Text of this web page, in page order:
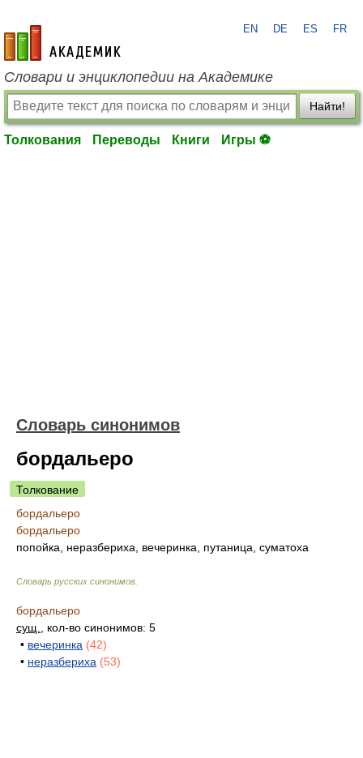
academic.ru
EN DE ES FR
Словари и энциклопедии на Академике
Найти!
Толкования Переводы Книги Игры ⚽
Словарь синонимов
бордальеро
Толкование
бордальеро
бордальеро
попойка, неразбериха, вечеринка, путаница, суматоха
Словарь русских синонимов
бордальеро
сущ.
, кол-во синонимов: 5
• вечеринка (42)
• неразбериха (53)